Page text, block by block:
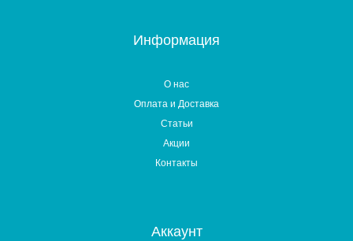
Информация
О нас
Оплата и Доставка
Статьи
Акции
Контакты
Аккаунт